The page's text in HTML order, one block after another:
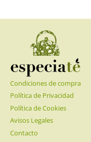
Condiciones de compra
Política de Privacidad
Política de Cookies
Avisos Legales
Contacto